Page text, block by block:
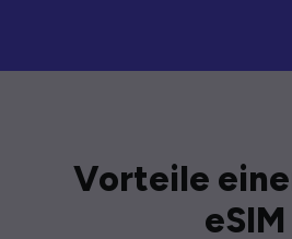
Vorteile
eSIM